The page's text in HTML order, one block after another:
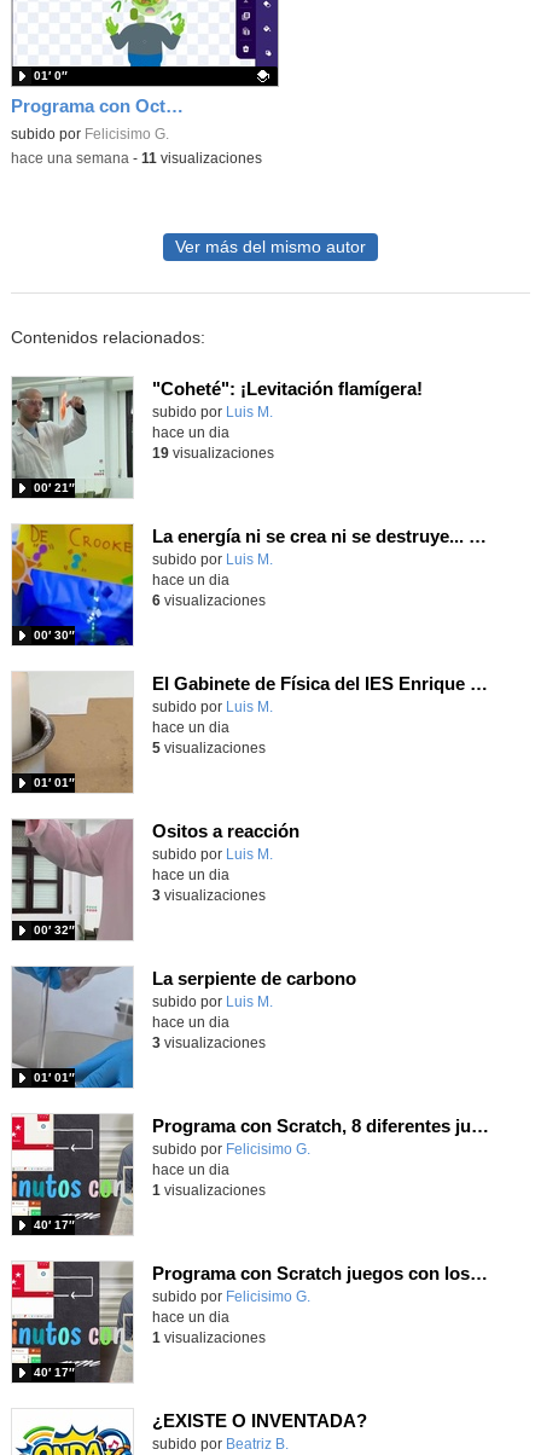
Programa con OctoStudio, un juego homenajeando al House of the dead con Zombies
Contenido educativo.
subido por Felicisimo G.
01′ 0″
-hace una semana - 11 visualizaciones
Ver más del mismo autor
Contenidos relacionados:
"Coheté": ¡Levitación flamígera!
Contenido educativo.
subido por Luis M.
00′ 21″
hace un dia
19visualizaciones
La energía ni se crea ni se destruye... ¡se experimenta! El Tierno en la Feria Madrid es Ciencia 2026
Contenido educativo.
subido por Luis M.
00′ 30″
hace un dia
6visualizaciones
El Gabinete de Física del IES Enrique Tierno Galván de Parla (Curso 25-26)
Contenido educativo.
subido por Luis M.
01′ 01″
hace un dia
5visualizaciones
Ositos a reacción
Contenido educativo.
subido por Luis M.
00′ 32″
hace un dia
3visualizaciones
La serpiente de carbono
Contenido educativo.
subido por Luis M.
01′ 01″
hace un dia
3visualizaciones
Programa con Scratch, 8 diferentes juegos para vivir la emoción de los partidos de España en el mundial 2026
Contenido educativo.
subido por Felicisimo G.
40′ 17″
hace un dia
1 visualizaciones
Programa con Scratch juegos con los partidos del mundial 2026 ganados por España
Contenido educativo.
subido por Felicisimo G.
40′ 17″
hace un dia
1 visualizaciones
¿EXISTE O INVENTADA?
Contenido educativo.
subido por Beatriz B.